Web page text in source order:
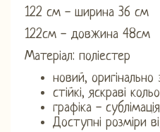
122 см - ширина 36 см
122см - довжина 48см
Матеріал: поліестер
новий, оригінально
стійкі, яскраві
графіка -
Доступні розміри